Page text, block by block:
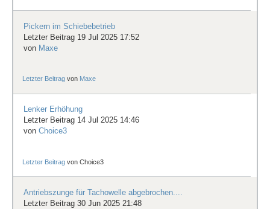
Pickern im Schiebebetrieb
Letzter Beitrag 19 Jul 2025 17:52
von Maxe
Letzter Beitrag von Maxe
Lenker Erhöhung
Letzter Beitrag 14 Jul 2025 14:46
von Choice3
Letzter Beitrag vonChoice3
Antriebszunge für Tachowelle abgebrochen....
Letzter Beitrag 30 Jun 2025 21:48